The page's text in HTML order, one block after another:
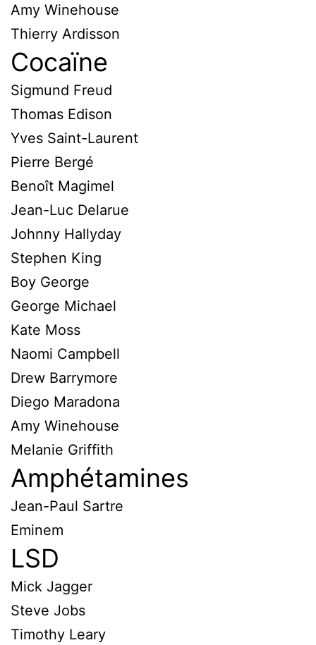
Amy Winehouse
Thierry Ardisson
Cocaïne
Sigmund Freud
Thomas Edison
Yves Saint-Laurent
Pierre Bergé
Benoît Magimel
Jean-Luc Delarue
Johnny Hallyday
Stephen King
Boy George
George Michael
Kate Moss
Naomi Campbell
Drew Barrymore
Diego Maradona
Amy Winehouse
Melanie Griffith
Amphétamines
Jean-Paul Sartre
Eminem
LSD
Mick Jagger
Steve Jobs
Timothy Leary